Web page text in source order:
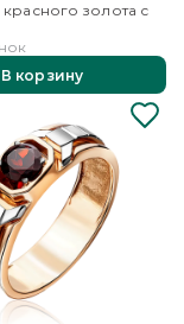
красного золота с
В корзину